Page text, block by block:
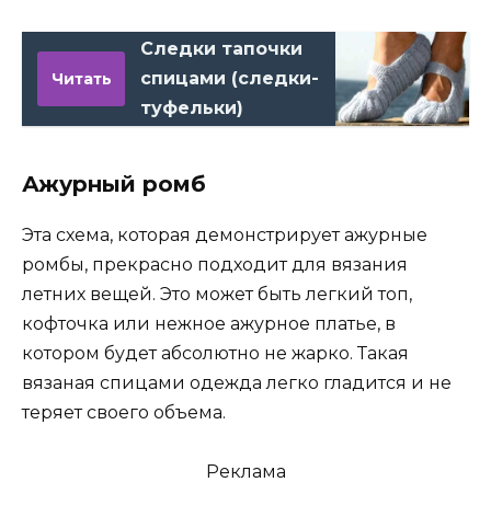
Читать
Следки тапочки
спицами (следки-
туфельки)
Ажурный ромб
Эта схема, которая демонстрирует ажурные
ромбы, прекрасно подходит для вязания
летних вещей. Это может быть легкий топ,
кофточка или нежное ажурное платье, в
котором будет абсолютно не жарко. Такая
вязаная спицами одежда легко гладится и не
теряет своего объема.
Реклама